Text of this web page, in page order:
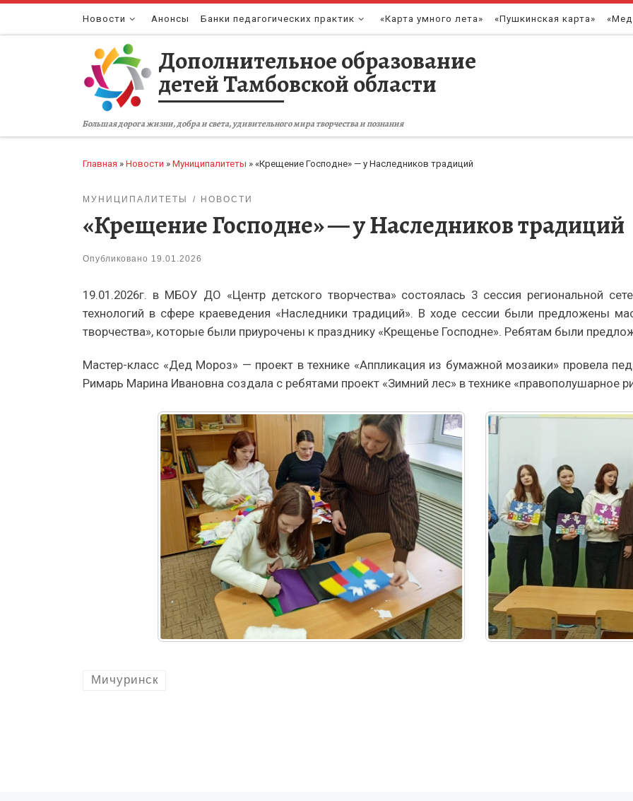
Перейти к содержимому
Новости Анонсы Банки педагогических практик «Карта умного лета» «Пушкинская карта»
Дополнительное образование
детей Тамбовской области
Большая дорога жизни, добра и света, удивительного мира творчества и познания
Главная » Новости » Муниципалитеты » «Крещение Господне» — у Наследников традиций
МУНИЦИПАЛИТЕТЫ НОВОСТИ
«Крещение Господне» — у Наследников традиций
Опубликовано 19.01.2026
19.01.2026г. в МБОУ ДО «Центр детского творчества» состоялась 3 сессия региональной
технологий в сфере краеведения «Наследники традиций». В ходе сессии были предложены
творчества», которые были приурочены к празднику «Крещенье Господне». Ребятам были
Мастер-класс «Дед Мороз» — проект в технике «Аппликация из бумажной мозаики» провела
Римарь Марина Ивановна создала с ребятами проект «Зимний лес» в технике «правополушарное
Мичуринск